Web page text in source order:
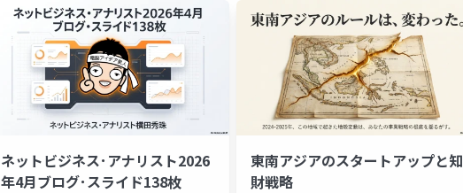
ネットビジネス･アナリスト2026
年4月ブログ･スライド138枚
東南アジアのスタートアップと知
財戦略